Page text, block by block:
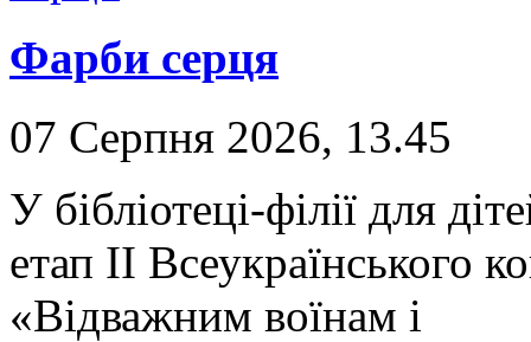
Фарби серця
07 Серпня 2026, 13.45
У бібліотеці-філії для
етап II Всеукраїнського
«Відважним воїнам і